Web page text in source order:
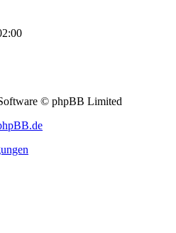
© phpBB Limited